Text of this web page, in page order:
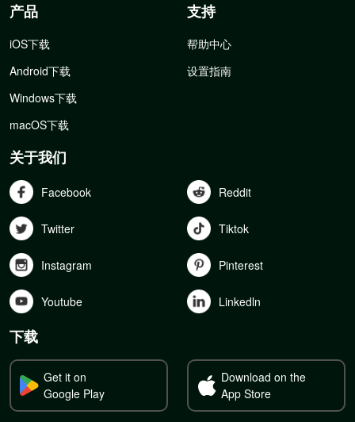
产品
iOS下载
Android下载
Windows下载
macOS下载
支持
帮助中心
设置指南
关于我们
Facebook Reddit
Twitter Tiktok
Instagram Pinterest
Youtube Linkedln
下载
Get it on
Google Play
Download on the
App Store